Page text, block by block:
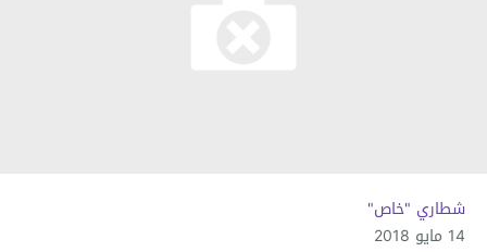
شطاري "خاص"
14 مايو 2018